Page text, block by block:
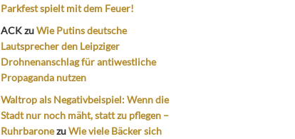
Parkfest spielt mit dem Feuer!
ACKzuWie Putins deutsche
Lautsprecher den Leipziger
Drohnenanschlag für antiwestliche
Propaganda nutzen
Waltrop als Negativbeispiel: Wenn die
Stadt nur noch mäht, statt zu pflegen –
RuhrbaronezuWie viele Bäcker sich